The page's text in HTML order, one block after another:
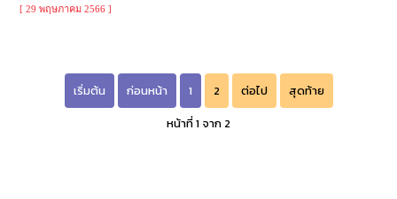
[ 29 พฤษภาคม 2566 ]
เริ่มต้น ก่อนหน้า 1 2 ต่อไป
สุดท้าย
หน้าที่ 1 จาก 2